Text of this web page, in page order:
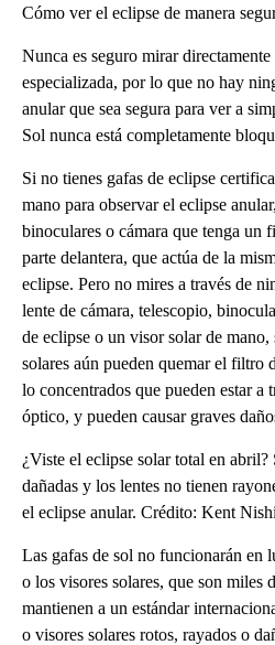
Cómo ver el eclipse de manera
Nunca es seguro mirar
especializada, por lo que no hay
anular que sea segura para ver a
Sol nunca está completamente
Si no tienes gafas de eclipse
mano para observar el eclipse
binoculares o cámara que tenga un
parte delantera, que actúa de la
eclipse. Pero no mires a través de
lente de cámara, telescopio,
de eclipse o un visor solar de
solares aún pueden quemar el filtro
lo concentrados que pueden estar a
óptico, y pueden causar graves
¿Viste el eclipse solar total en abril?
dañadas y los lentes no tienen
el eclipse anular. Crédito: Kent
Las gafas de sol no funcionarán en
o los visores solares, que son miles
mantienen a un estándar
o visores solares rotos, rayados o